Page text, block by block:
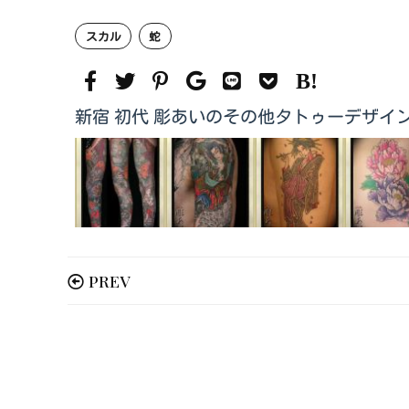
スカル 蛇
新宿 初代 彫あいのその他タトゥーデザイ
PREV